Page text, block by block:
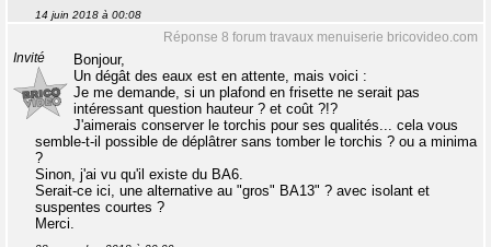
14 juin 2018 à 00:08
Réponse 8 forum travaux menuiserie bricovideo.com
Invité
Bonjour,
Un dégât des eaux est en attente, mais voici :
Je me demande, si un plafond en frisette ne serait pas
intéressant question hauteur ? et coût ?!?
J'aimerais conserver le torchis pour ses qualités... cela vous
semble-t-il possible de déplâtrer sans tomber le torchis ? ou a minima
?
Sinon, j'ai vu qu'il existe du BA6.
Serait-ce ici, une alternative au "gros" BA13" ? avec isolant et
suspentes courtes ?
Merci.